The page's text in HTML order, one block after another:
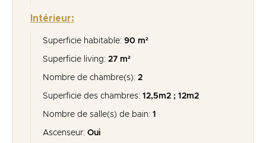
Intérieur:
Superficie habitable: 90 m²
Superficie living: 27 m²
Nombre de chambre(s): 2
Superficie des chambres: 12,5m2 ; 12m2
Nombre de salle(s) de bain: 1
Ascenseur: Oui